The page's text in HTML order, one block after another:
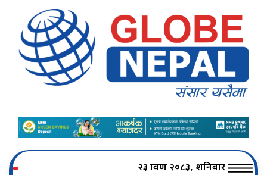
२३ श्रावण २०८३, शनिबार